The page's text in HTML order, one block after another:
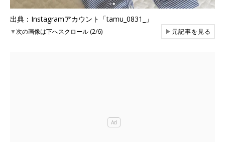
出典：Instagramアカウント「tamu_0831_」
▼次の画像は下へスクロール (2/6) ▶元記事を見る